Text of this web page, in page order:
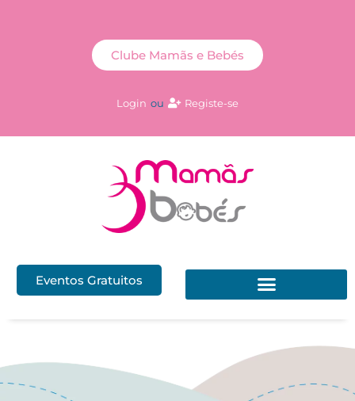
Login ou Registe-se
Clube Mamãs e Bebés
Eventos Gratuitos